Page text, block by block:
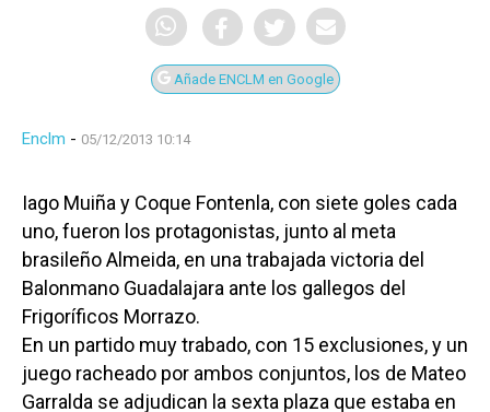
Añade ENCLM en Google
Enclm - 05/12/2013 10:14
Iago Muiña y Coque Fontenla, con siete goles cada
uno, fueron los protagonistas, junto al meta
brasileño Almeida, en una trabajada victoria del
Balonmano Guadalajara ante los gallegos del
Frigoríficos Morrazo.
En un partido muy trabado, con 15 exclusiones, y un
juego racheado por ambos conjuntos, los de Mateo
Garralda se adjudican la sexta plaza que estaba en